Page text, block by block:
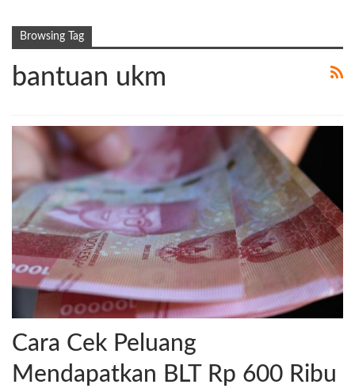
Browsing Tag
bantuan ukm
Cara Cek Peluang
Mendapatkan BLT Rp 600 Ribu